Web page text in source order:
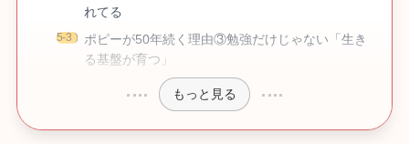
れてる
ポピーが50年続く理由③勉強だけじゃない「生き
る基盤が育つ」
もっと見る